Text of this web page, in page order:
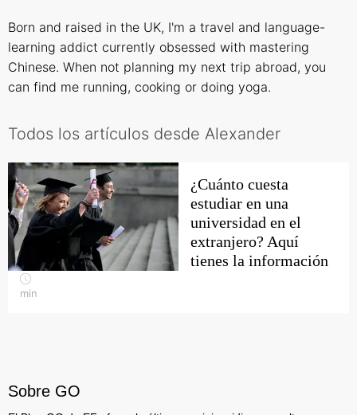
Born and raised in the UK, I'm a travel and language-
learning addict currently obsessed with mastering
Chinese. When not planning my next trip abroad, you
can find me running, cooking or doing yoga.
Todos los artículos desde Alexander
¿Cuánto cuesta
estudiar en una
universidad en el
extranjero? Aquí
tienes la información
min
Sobre GO